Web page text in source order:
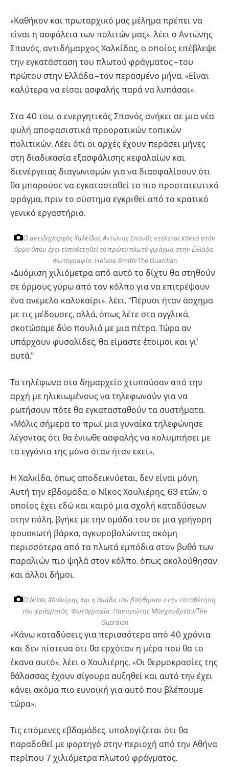
«Καθήκον και πρωταρχικό μας μέλημα πρέπει να
είναι η ασφάλεια των πολιτών μας», λέει ο Αντώνης
Σπανός, αντιδήμαρχος Χαλκίδας, ο οποίος επέβλεψε
την εγκατάσταση του πλωτού φράγματος – του
πρώτου στην Ελλάδα – τον ​​περασμένο μήνα. «Είναι
καλύτερα να είσαι ασφαλής παρά να λυπάσαι».
Στα 40 του, ο ενεργητικός Σπανός ανήκει σε μια νέα
φυλή αποφασιστικά προορατικών τοπικών
πολιτικών. Λέει ότι οι αρχές έχουν περάσει μήνες
στη διαδικασία εξασφάλισης κεφαλαίων και
διενέργειας διαγωνισμών για να διασφαλίσουν ότι
θα μπορούσε να εγκατασταθεί το πιο προστατευτικό
φράγμα, πριν το σύστημα εγκριθεί από το κρατικό
γενικό εργαστήριο.
Ο αντιδήμαρχος Χαλκίδας Αντώνης Σπανός στέκεται κοντά στον
όρμο όπου έχει τοποθετηθεί το πρώτο πλωτό φράγμα στην Ελλάδα.
Φωτογραφία: Helena Smith/The Guardian
«Δυόμιση χιλιόμετρα από αυτό το δίχτυ θα στηθούν
σε όρμους γύρω από τον κόλπο για να επιτρέψουν
ένα ανέμελο καλοκαίρι», λέει. “Πέρυσι ήταν άσχημα
με τις μέδουσες, αλλά, όπως λέτε στα αγγλικά,
σκοτώσαμε δύο πουλιά με μια πέτρα. Τώρα αν
υπάρχουν φυσαλίδες, θα είμαστε έτοιμοι και γι’
αυτά.”
Τα τηλέφωνα στο δημαρχείο χτυπούσαν από την
αρχή με ηλικιωμένους να τηλεφωνούν για να
ρωτήσουν πότε θα εγκατασταθούν τα συστήματα.
«Μόλις σήμερα το πρωί μια γυναίκα τηλεφώνησε
λέγοντας ότι θα ένιωθε ασφαλής να κολυμπήσει με
τα εγγόνια της μόνο όταν ήταν εκεί».
Η Χαλκίδα, όπως αποδεικνύεται, δεν είναι μόνη.
Αυτή την εβδομάδα, ο Νίκος Χουλιέρης, 63 ετών, ο
οποίος έχει εδώ και καιρό μια σχολή καταδύσεων
στην πόλη, βγήκε με την ομάδα του σε μια γρήγορη
φουσκωτή βάρκα, αγκυροβολώντας ακόμη
περισσότερα από τα πλωτά εμπόδια στον βυθό των
παραλιών πιο ψηλά στον κόλπο, όπως ακολούθησαν
και άλλοι δήμοι.
Ο Νίκος Χουλιέρης και η ομάδα του βοήθησαν στην τοποθέτηση
του φράγματος. Φωτογραφία: Παναγιώτης Μοσχανδρέου/The
Guardian
«Κάνω καταδύσεις για περισσότερα από 40 χρόνια
και δεν πίστευα ότι θα ερχόταν η μέρα που θα το
έκανα αυτό», λέει ο Χουλιέρης. «Οι θερμοκρασίες της
θάλασσας έχουν σίγουρα αυξηθεί και αυτό την έχει
κάνει ακόμα πιο ευνοϊκή για αυτό που βλέπουμε
τώρα».
Τις επόμενες εβδομάδες, υπολογίζεται ότι θα
παραδοθεί με φορτηγό στην περιοχή από την Αθήνα
περίπου 7 χιλιόμετρα πλωτού φράγματος.